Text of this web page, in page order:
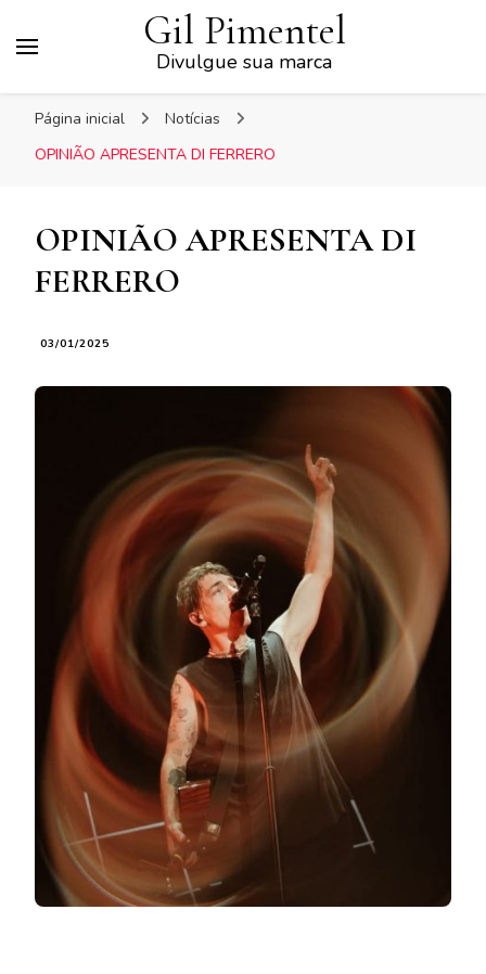
Gil Pimentel
Divulgue sua marca
Página inicial
Notícias
OPINIÃO APRESENTA DI FERRERO
OPINIÃO APRESENTA DI
FERRERO
03/01/2025